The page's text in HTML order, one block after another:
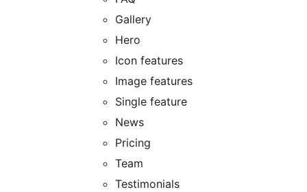
Gallery
Hero
Icon features
Image features
Single feature
News
Pricing
Team
Testimonials